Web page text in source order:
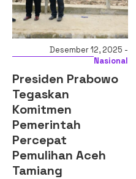
Desember 12, 2025 -
Nasional
Presiden Prabowo
Tegaskan
Komitmen
Pemerintah
Percepat
Pemulihan Aceh
Tamiang